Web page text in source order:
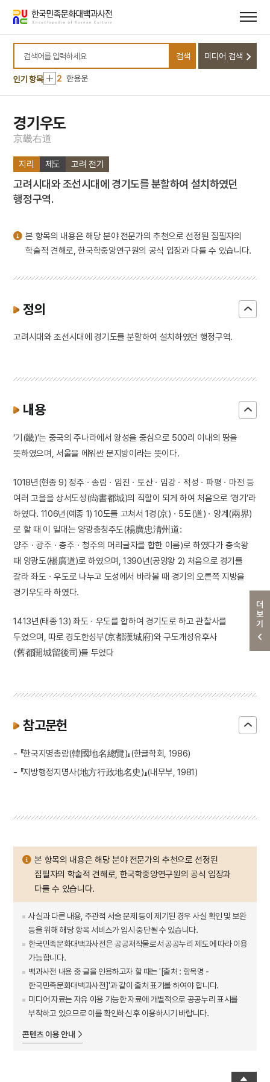
바로가기
바로가기
검색어를 입력하세요
검색 미디어 검색
인기 항목
10 이암
1 하양향교
2 한용운
3 김규식
7
금성대군
8 세종
1
하양향교
3 김규식
6
한국독립당
더보기
경기우도
京畿右道
지리 제도 고려 전기
고려시대와 조선시대에 경기도를 분할하여 설치하였던
행정구역.
본 항목의 내용은 해당 분야 전문가의 추천으로 선정된 집필자의
학술적 견해로, 한국학중앙연구원의 공식 입장과 다를 수 있습니다.
정의
고려시대와 조선시대에 경기도를 분할하여 설치하였던 행정구역.
내용
‘기(畿)’는 중국의 주나라에서 왕성을 중심으로 500리 이내의 땅을
뜻하였으며, 서울을 에워싼 문지방이라는 뜻이다.
1018년(현종 9) 정주ㆍ송림ㆍ임진ㆍ토산ㆍ임강ㆍ적성ㆍ파평ㆍ마전 등
여러 고을을 상서도성(尙書都城)의 직할이 되게 하여 처음으로 ‘경기’라
하였다. 1106년(예종 1) 10도를 고쳐서 1경(京)ㆍ5도(道)ㆍ양계(兩界)
로 할 때 이 일대는 양광충청주도(楊廣忠淸州道:
양주ㆍ광주ㆍ충주ㆍ청주의 머리글자를 합한 이름)로 하였다가 충숙왕
때 양광도(楊廣道)로 하였으며, 1390년(공양왕 2) 처음으로 경기를
갈라 좌도ㆍ우도로 나누고 도성에서 바라볼 때 경기의 오른쪽 지방을
경기우도라 하였다.
1413년(태종 13) 좌도ㆍ우도를 합하여 경기도로 하고 관찰사를
두었으며, 따로 경도한성부(京都漢城府)와 구도개성유후사
(舊都開城留後司)를 두었다
참고문헌
- 『한국지명총람(韓國地名總覽)』(한글학회, 1986)
- 『지방행정지명사(地方行政地名史)』(내무부, 1981)
본 항목의 내용은 해당 분야 전문가의 추천으로 선정된
집필자의 학술적 견해로, 한국학중앙연구원의 공식 입장과
다를 수 있습니다.
사실과 다른 내용, 주관적 서술 문제 등이 제기된 경우 사실 확인 및 보완
등을 위해 해당 항목 서비스가 임시 중단될 수 있습니다.
한국민족문화대백과사전은 공공저작물로서 공공누리 제도에 따라 이용
가능합니다.
백과사전 내용 중 글을 인용하고자 할 때는 '[출처 : 항목명 -
한국민족문화대백과사전]'과 같이 출처 표기를 하여야 합니다.
미디어 자료는 자유 이용 가능한 자료에 개별적으로 공공누리 표시를
부착하고 있으므로 이를 확인하신 후 이용하시기 바랍니다.
콘텐츠 이용 안내